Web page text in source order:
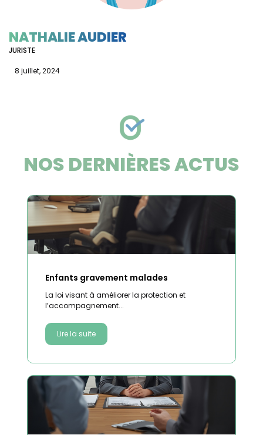
NATHALIE AUDIER
JURISTE
8 juillet, 2024
NOS DERNIÈRES ACTUS
Enfants gravement malades
La loi visant à améliorer la protection et
l’accompagnement...
Lire la suite